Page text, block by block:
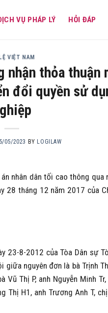
VỤ PHÁP LÝ HỎI ĐÁP
VIỆT NAM
thỏa thuận
đổi quyền sử
05/2023 BY LOGILAW
nhân dân tối cao thông qua
tháng 12 năm 2017 của
23-8-2012 của Tòa Dân sự
giữa nguyên đơn là bà Trịnh
Thị P, anh Nguyễn Minh
Thị H1, anh Trương Anh T,